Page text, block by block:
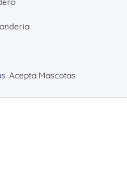
Acepta Mascotas